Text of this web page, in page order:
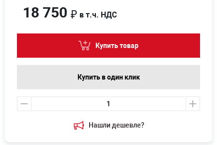
Нашли дешевле?
18 750 ₽ в т.ч. НДС
Купить товар
Купить в один клик